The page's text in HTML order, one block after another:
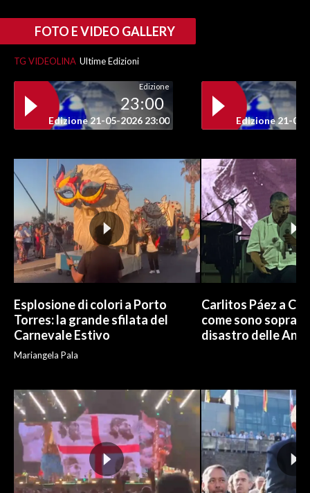
SARDI NEL MONDO
NOTIZIE
#CARAUNIONE
INSULARITÀ
INFO AZIENDE
ABBONATI
ANNUNCI
NECROLOGI
SPIAGGE
STORE
FOTO E VIDEO GALLERY
TG VIDEOLINA Ultime Edizioni
Edizione
23:00
Edizione 21-05-2026 23:00 Edizione 21-05-
Esplosione di colori a Porto
Torres: la grande sfilata del
Carnevale Estivo
Mariangela Pala
Carlitos Páez a
come sono
disastro delle